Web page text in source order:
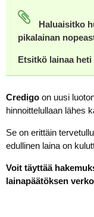
Haluaisitko
pikalainan
Etsitkö lainaa
Credigo on uusi
hinnoittelullaan lähes
Se on erittäin
edullinen laina on
Voit täyttää
lainapäätöksen